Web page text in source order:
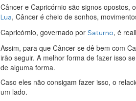
Câncer e Capricórnio são signos opostos,
Lua, Câncer é cheio de sonhos,
Capricórnio, governado por Saturno, é
Assim, para que Câncer se dê bem com
irão seguir. A melhor forma de fazer isso
de alguma forma.
Caso eles não consigam fazer isso, o
um lado.